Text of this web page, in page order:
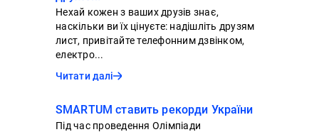
Нехай кожен з ваших друзів знає,
наскільки ви їх цінуєте: надішліть друзям
лист, привітайте телефонним дзвінком,
електро...
Читати далі
SMARTUM ставить рекорди України
Під час проведення Олімпіади